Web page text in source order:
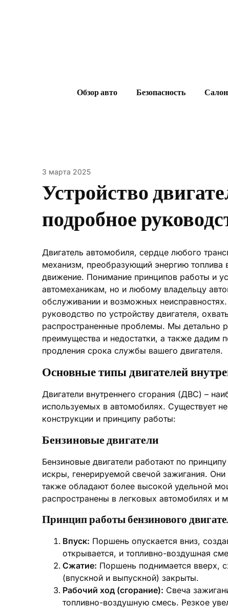
Обзор авто Безопасность
3 марта 2025
Устройство
подробное
Двигатель автомобиля, сердце любого
механизм, преобразующий энергию
движение. Понимание принципов работы и
автомеханикам, но и любому владельцу
обслуживании и возможных
руководство по устройству двигателя,
распространенные проблемы. Мы детально
преимущества и недостатки, а также дадим
продления срока службы вашего двигателя.
Основные типы двигателей
Двигатели внутреннего сгорания (ДВС) –
используемых в автомобилях. Существует
конструкции и принципу работы:
Бензиновые двигатели
Бензиновые двигатели работают по
искры, генерируемой свечой зажигания.
также обладают более высокой удельной
распространены в легковых автомобилях и
Принцип работы бензинового
Впуск: Поршень опускается вниз,
открывается, и топливно-воздушная
Сжатие: Поршень поднимается вверх,
(впускной и выпускной) закрыты.
Рабочий ход (сгорание): Свеча
топливно-воздушную смесь. Резкое